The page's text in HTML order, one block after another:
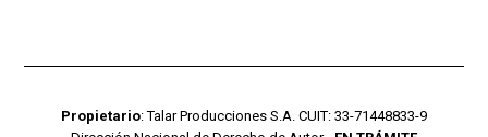
Propietario: Talar Producciones S.A. CUIT: 33-71448833-9